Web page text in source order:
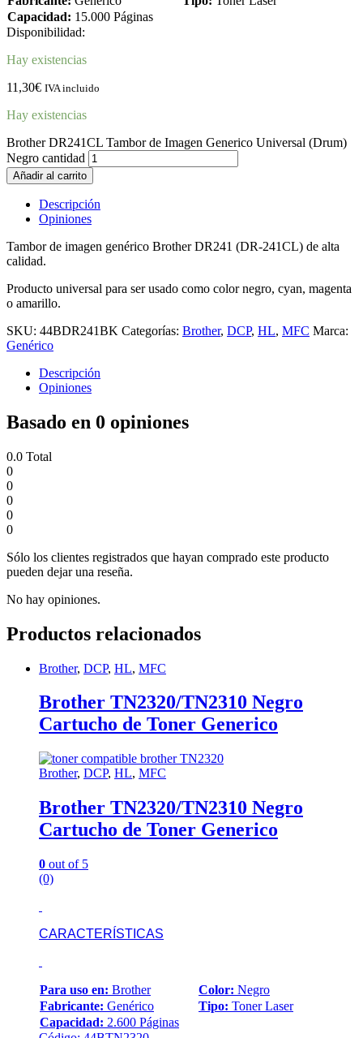
Capacidad: 15.000 Páginas
Disponibilidad:
Hay existencias
11,30€ IVA incluido
Hay existencias
Brother DR241CL Tambor de Imagen Generico Universal (Drum)
Negro cantidad
Añadir al carrito
Descripción
Opiniones
Tambor de imagen genérico Brother DR241 (DR-241CL) de alta
calidad.
Producto universal para ser usado como color negro, cyan, magenta
o amarillo.
SKU: 44BDR241BK Categorías: Brother, DCP, HL, MFC Marca:
Genérico
Descripción
Opiniones
Basado en 0 opiniones
0.0 Total
0
0
0
0
0
Sólo los clientes registrados que hayan comprado este producto
pueden dejar una reseña.
No hay opiniones.
Productos relacionados
Brother, DCP, HL, MFC
Brother TN2320/TN2310 Negro
Cartucho de Toner Generico
Brother, DCP, HL, MFC
Brother TN2320/TN2310 Negro
Cartucho de Toner Generico
0 out of 5
(0)
CARACTERÍSTICAS
Para uso en: Brother Color: Negro
Fabricante: Genérico Tipo: Toner Laser
Capacidad: 2.600 Páginas